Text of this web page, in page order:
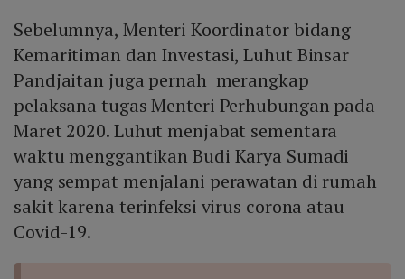
Sebelumnya, Menteri Koordinator bidang
Kemaritiman dan Investasi, Luhut Binsar
Pandjaitan juga pernah merangkap
pelaksana tugas Menteri Perhubungan pada
Maret 2020. Luhut menjabat sementara
waktu menggantikan Budi Karya Sumadi
yang sempat menjalani perawatan di rumah
sakit karena terinfeksi virus corona atau
Covid-19.